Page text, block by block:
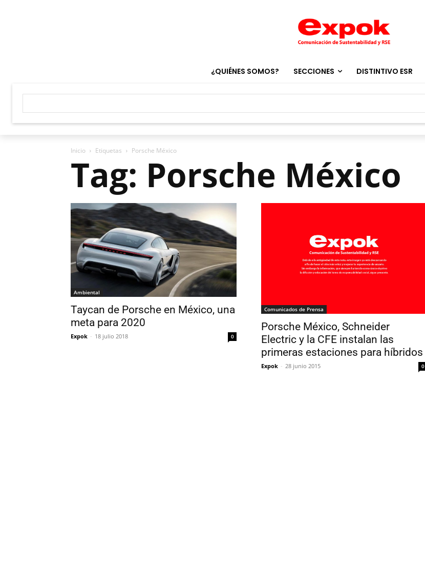
¿QUIÉNES SOMOS? SECCIONES DISTINTIVO ESR
Inicio Etiquetas Porsche México
Tag: Porsche México
Ambiental
Taycan de Porsche en México, una
meta para 2020
Expok - 18 julio 2018 0
Comunicados de Prensa
Porsche México, Schneider
Electric y la CFE instalan las
primeras estaciones para híbridos
Expok - 28 junio 2015 0